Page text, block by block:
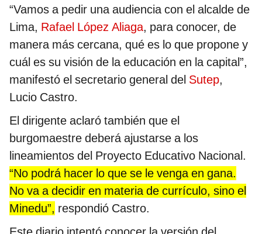
“Vamos a pedir una audiencia con el alcalde de
Lima, Rafael López Aliaga, para conocer, de
manera más cercana, qué es lo que propone y
cuál es su visión de la educación en la capital”,
manifestó el secretario general del Sutep,
Lucio Castro.
El dirigente aclaró también que el
burgomaestre deberá ajustarse a los
lineamientos del Proyecto Educativo Nacional.
“No podrá hacer lo que se le venga en gana.
No va a decidir en materia de currículo, sino el
Minedu”, respondió Castro.